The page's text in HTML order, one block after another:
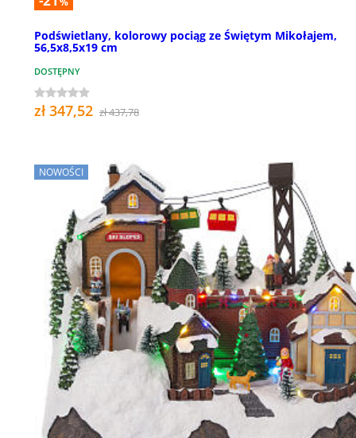
Podświetlany, kolorowy pociąg ze Świętym Mikołajem,
56,5x8,5x19 cm
DOSTĘPNY
zł 347,52 zł 437,78
NOWOŚCI